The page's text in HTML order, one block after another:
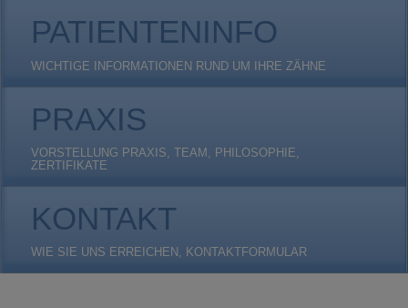
PATIENTENINFO
WICHTIGE INFORMATIONEN RUND UM IHRE ZÄHNE
PRAXIS
VORSTELLUNG PRAXIS, TEAM, PHILOSOPHIE,
ZERTIFIKATE
KONTAKT
WIE SIE UNS ERREICHEN, KONTAKTFORMULAR